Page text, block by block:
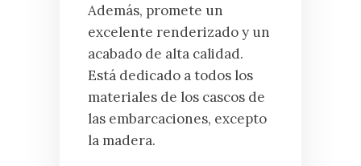
Además, promete un
excelente renderizado y un
acabado de alta calidad.
Está dedicado a todos los
materiales de los cascos de
las embarcaciones, excepto
la madera.